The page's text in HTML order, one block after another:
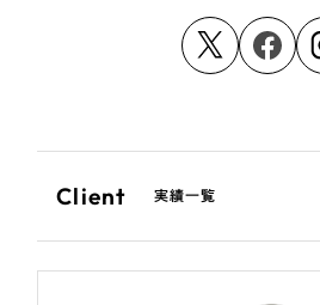
Client 実績一覧